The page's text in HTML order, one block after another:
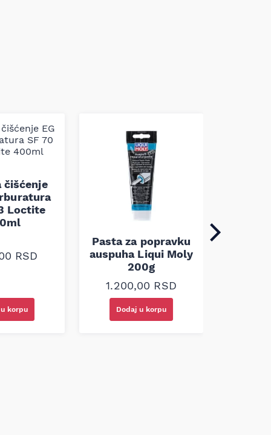
čišćenje
Loctite
RSD
korpu
Pasta za popravku
auspuha Liqui Moly
200g
1.200,00 RSD
Dodaj u korpu